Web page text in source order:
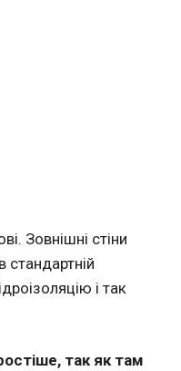
Зовнішні стіни
і так
так як там